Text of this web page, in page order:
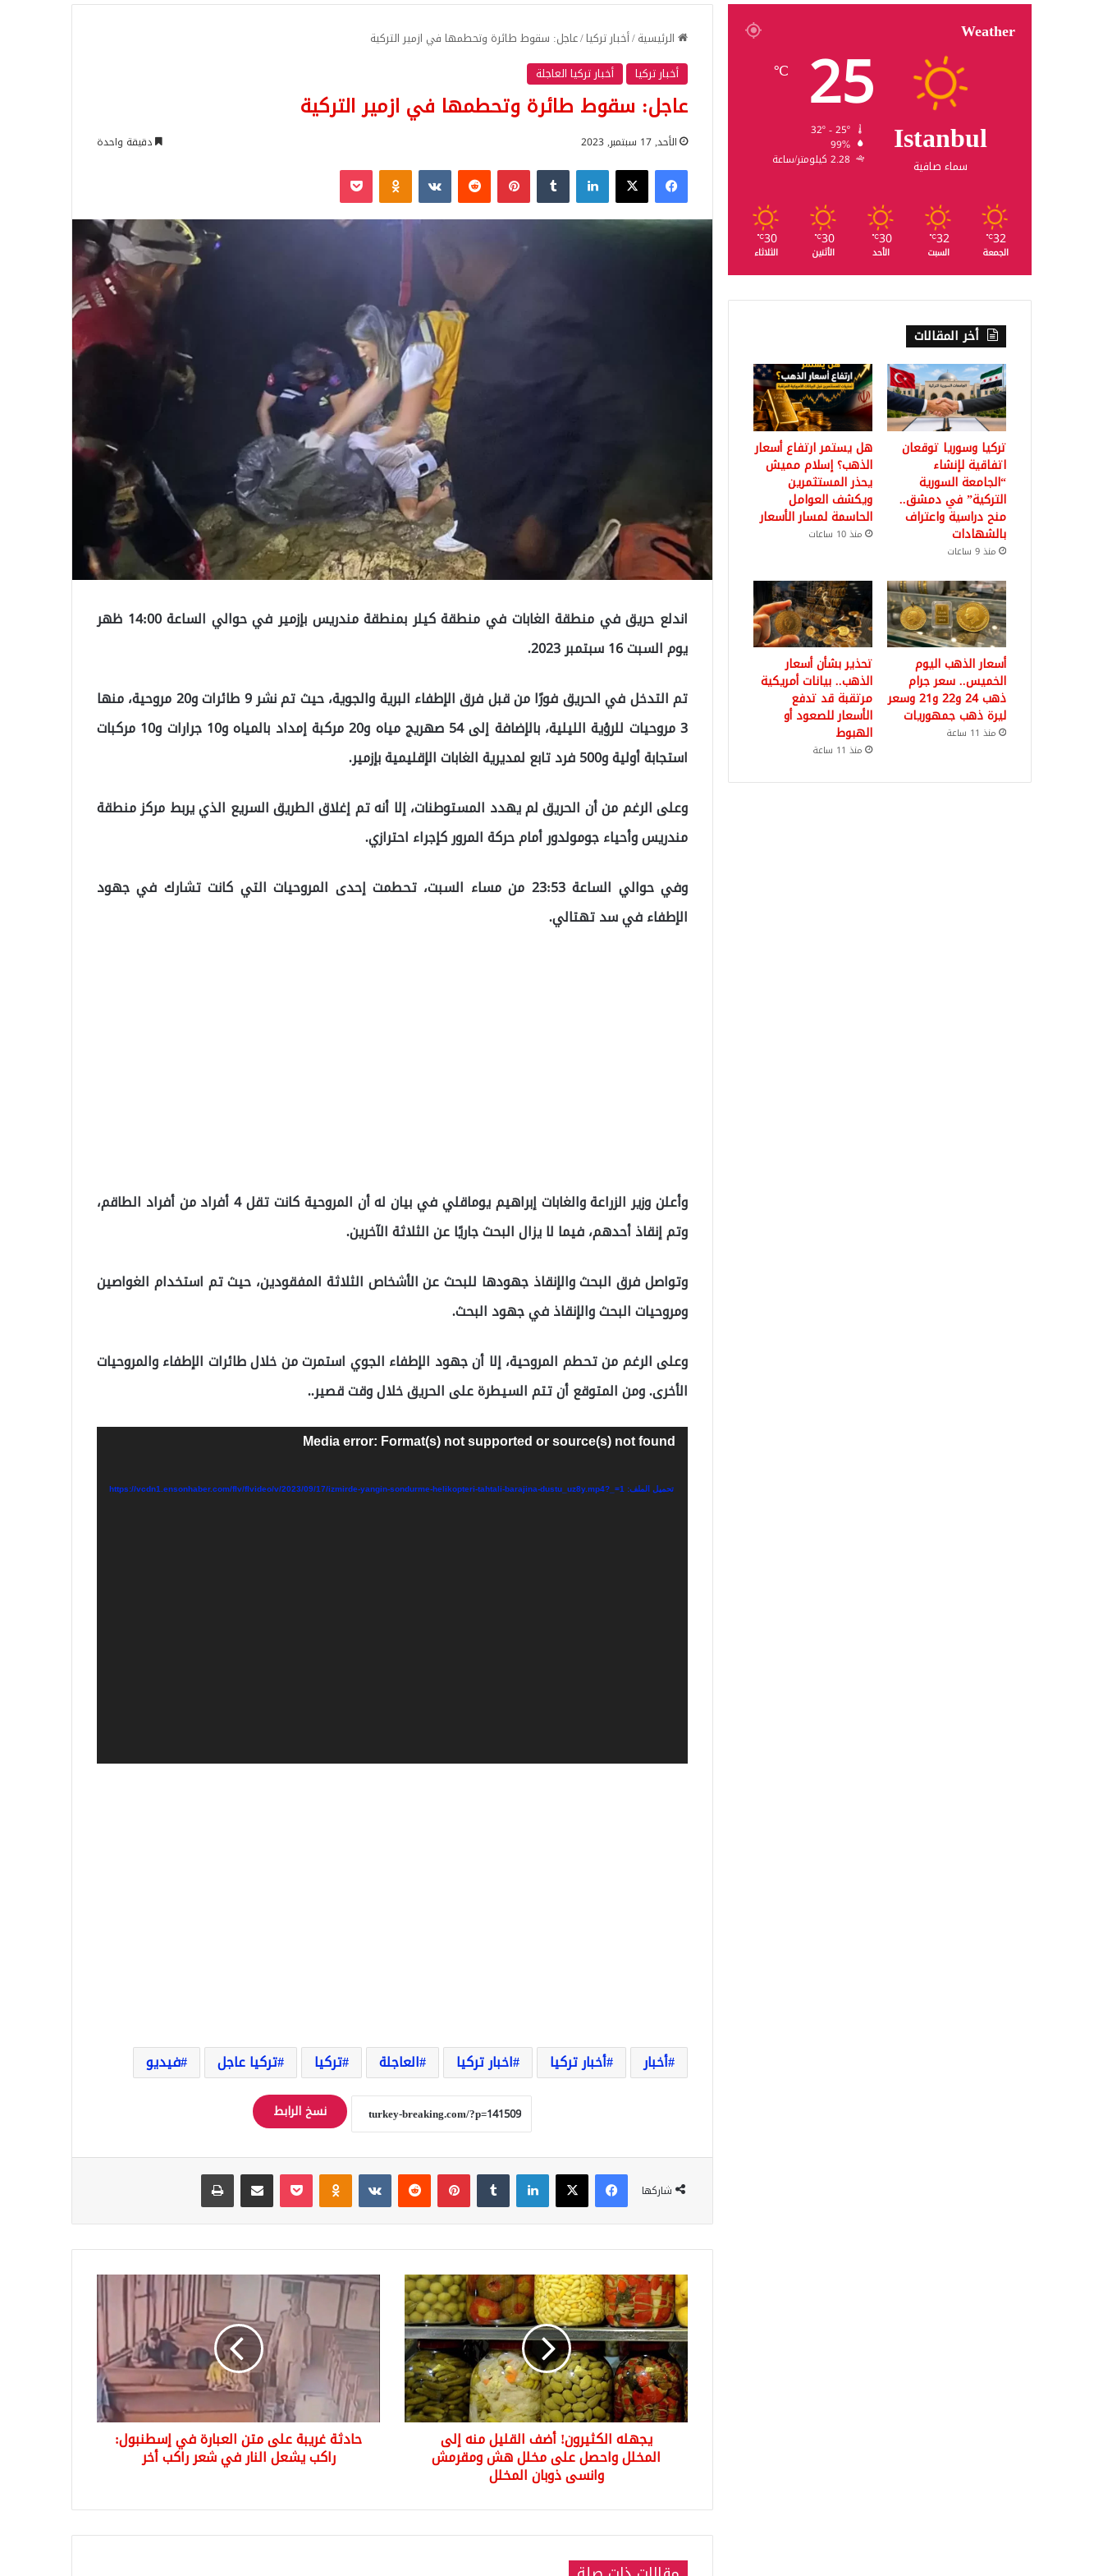
الرئيسية/أخبار تركيا/عاجل: سقوط طائرة وتحطمها في ازمير التركية
أخبار تركيا
أخبار تركيا العاجلة
عاجل: سقوط طائرة وتحطمها في ازمير التركية
الأحد, 17 سبتمبر, 2023 دقيقة واحدة
فيسبوك‫X لينكدإن بينتيريست Odnoklassniki
‫Pocket
اندلع حريق في منطقة الغابات في منطقة كيلر بمنطقة مندريس بإزمير في حوالي الساعة 14:00 ظهر
يوم السبت 16 سبتمبر 2023.
تم التدخل في الحريق فورًا من قبل فرق الإطفاء البرية والجوية، حيث تم نشر 9 طائرات و20 مروحية، منها
3 مروحيات للرؤية الليلية، بالإضافة إلى 54 صهريج مياه و20 مركبة إمداد بالمياه و10 جرارات و10 مركبات
استجابة أولية و500 فرد تابع لمديرية الغابات الإقليمية بإزمير.
وعلى الرغم من أن الحريق لم يهدد المستوطنات، إلا أنه تم إغلاق الطريق السريع الذي يربط مركز منطقة
مندريس وأحياء جومولدور أمام حركة المرور كإجراء احترازي.
وفي حوالي الساعة 23:53 من مساء السبت، تحطمت إحدى المروحيات التي كانت تشارك في جهود
الإطفاء في سد تهتالي.
وأعلن وزير الزراعة والغابات إبراهيم يوماقلي في بيان له أن المروحية كانت تقل 4 أفراد من أفراد الطاقم،
وتم إنقاذ أحدهم، فيما لا يزال البحث جاريًا عن الثلاثة الآخرين.
وتواصل فرق البحث والإنقاذ جهودها للبحث عن الأشخاص الثلاثة المفقودين، حيث تم استخدام الغواصين
ومروحيات البحث والإنقاذ في جهود البحث.
وعلى الرغم من تحطم المروحية، إلا أن جهود الإطفاء الجوي استمرت من خلال طائرات الإطفاء والمروحيات
الأخرى. ومن المتوقع أن تتم السيطرة على الحريق خلال وقت قصير..
مشغل
Media error: Format(s) not supported or source(s) not found
تحميل الملف: https://vcdn1.ensonhaber.com/flv/flvideo/v/2023/09/17/izmirde-yangin-sondurme-helikopteri-tahtali-barajina-dustu_uz8y.mp4?_=1
أخبار أخبار تركيا اخبار تركيا العاجلة تركيا تركيا عاجل فيديو
نسخ الرابط
شاركها
فيسبوك‫X لينكدإن بينتيريست Odnoklassniki
‫Pocket مشاركة عبر البريد طباعة
يجهله
الكثيرون!
أضف
القليل
منه
إلى
المخلل
واحصل
على
ذوبان
يجهله الكثيرون! أضف القليل منه إلى
المخلل واحصل على مخلل هش ومقرمش
وانسى ذوبان المخلل
حادثة
غريبة
على
متن
إسطنبول:
راكب
يشعل
أخر
حادثة غريبة على متن العبارة في إسطنبول:
راكب يشعل النار في شعر راكب أخر
Weather
Istanbul
سماء صافية
25
℃
99%
2.28 كيلومتر/ساعة
32
℃
الجمعة
32
℃
السبت
30
℃
الأحد
30
℃
الأثنين
30
℃
الثلاثاء
أخر المقالات
تركيا وسوريا توقعان
اتفاقية لإنشاء
“الجامعة السورية
التركية” في دمشق..
منح دراسية واعتراف
بالشهادات
منذ 9 ساعات
هل يستمر ارتفاع أسعار
الذهب؟ إسلام مميش
يحذر المستثمرين
ويكشف العوامل
الحاسمة لمسار الأسعار
منذ 10 ساعات
أسعار الذهب اليوم
الخميس.. سعر جرام
ذهب 24 و22 و21 وسعر
ليرة ذهب جمهوريات
منذ 11 ساعة
تحذير بشأن أسعار
الذهب.. بيانات أمريكية
مرتقبة قد تدفع
الأسعار للصعود أو
الهبوط
منذ 11 ساعة